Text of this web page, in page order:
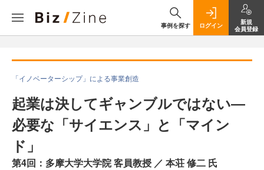
事例を探す ログイン
新規
会員登録
「イノベーターシップ」による事業創造
起業は決してギャンブルではない―
必要な「サイエンス」と「マイン
ド」
第4回：多摩大学大学院 客員教授 ／ 本荘 修二 氏